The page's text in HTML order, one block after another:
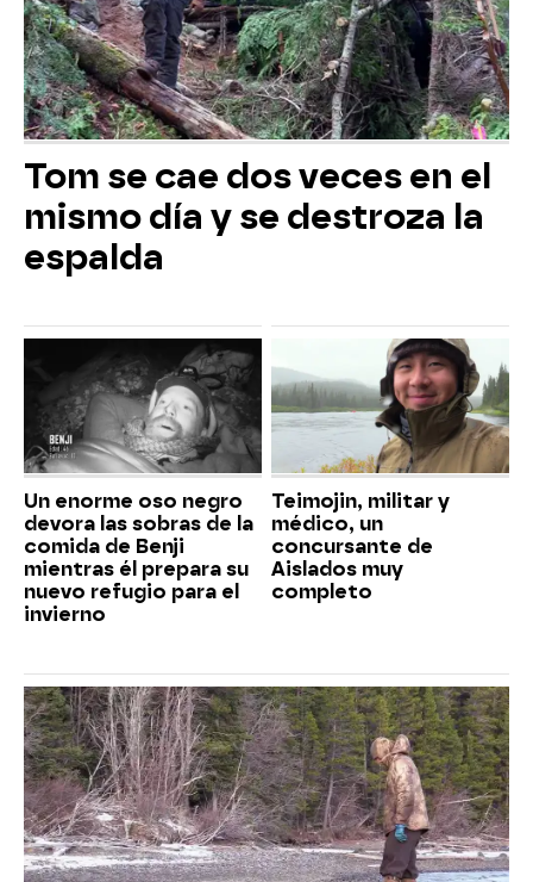
Tom se cae dos veces en el
mismo día y se destroza la
espalda
Un enorme oso negro
devora las sobras de la
comida de Benji
mientras él prepara su
nuevo refugio para el
invierno
Teimojin, militar y
médico, un
concursante de
Aislados muy
completo